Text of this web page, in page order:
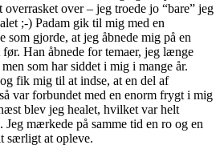
over – jeg troede jo “bare” jeg
;-) Padam gik til mig med en
som gjorde, at jeg åbnede mig på en
Han åbnede for temaer, jeg længe
som har siddet i mig i mange år.
fik mig til at indse, at en del af
var forbundet med en enorm frygt i mig
blev jeg healet, hvilket var helt
Jeg mærkede på samme tid en ro og en
særligt at opleve.